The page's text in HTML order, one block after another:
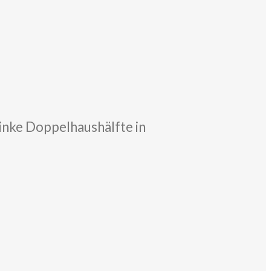
Doppelhaushälfte in